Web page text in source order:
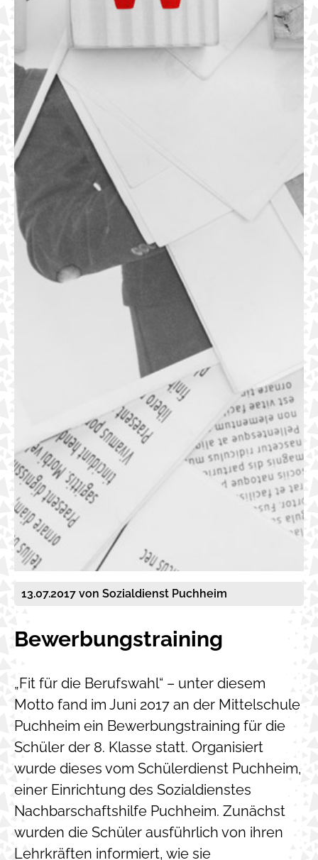
13.07.2017 von Sozialdienst Puchheim
Bewerbungstraining
„Fit für die Berufswahl“ – unter diesem
Motto fand im Juni 2017 an der Mittelschule
Puchheim ein Bewerbungstraining für die
Schüler der 8. Klasse statt. Organisiert
wurde dieses vom Schülerdienst Puchheim,
einer Einrichtung des Sozialdienstes
Nachbarschaftshilfe Puchheim. Zunächst
wurden die Schüler ausführlich von ihren
Lehrkräften informiert, wie sie